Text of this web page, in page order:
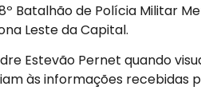
Batalhão de Polícia Militar
Leste da Capital.
Estevão Pernet quando
às informações recebidas